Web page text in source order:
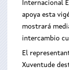
Internacional
apoya esta
mostrará
intercambio
El
Xuventude